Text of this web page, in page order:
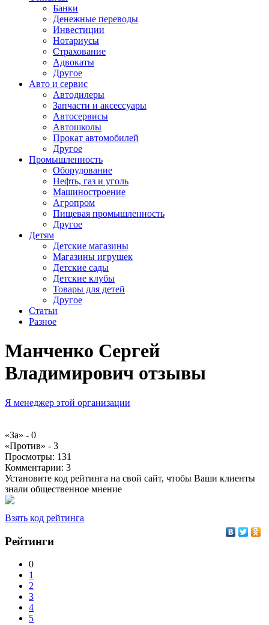
Банки
Денежные переводы
Инвестиции
Нотариусы
Страхование
Адвокаты
Другое
Авто и сервис
Автодилеры
Запчасти и аксессуары
Автосервисы
Автошколы
Прокат автомобилей
Другое
Промышленность
Оборудование
Нефть, газ и уголь
Машиностроение
Агропром
Пищевая промышленность
Другое
Детям
Детские магазины
Магазины игрушек
Детские сады
Детские клубы
Товары для детей
Другое
Статьи
Разное
Манченко Сергей
Владимирович отзывы
Я менеджер этой организации
«За» - 0
«Против» - 3
Просмотры: 131
Комментарии: 3
Установите код рейтинга на свой сайт, чтобы Ваши клиенты
знали общественное мнение
Взять код рейтинга
Рейтинги
0
1
2
3
4
5